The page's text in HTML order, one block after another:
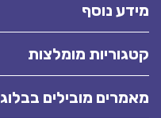
מידע נוסף
קטגוריות מומלצות
מאמרים מובילים בבלוג